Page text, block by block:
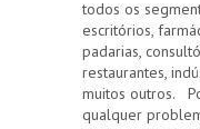
todos os
escritórios,
padarias,
restaurantes,
muitos outros.
qualquer